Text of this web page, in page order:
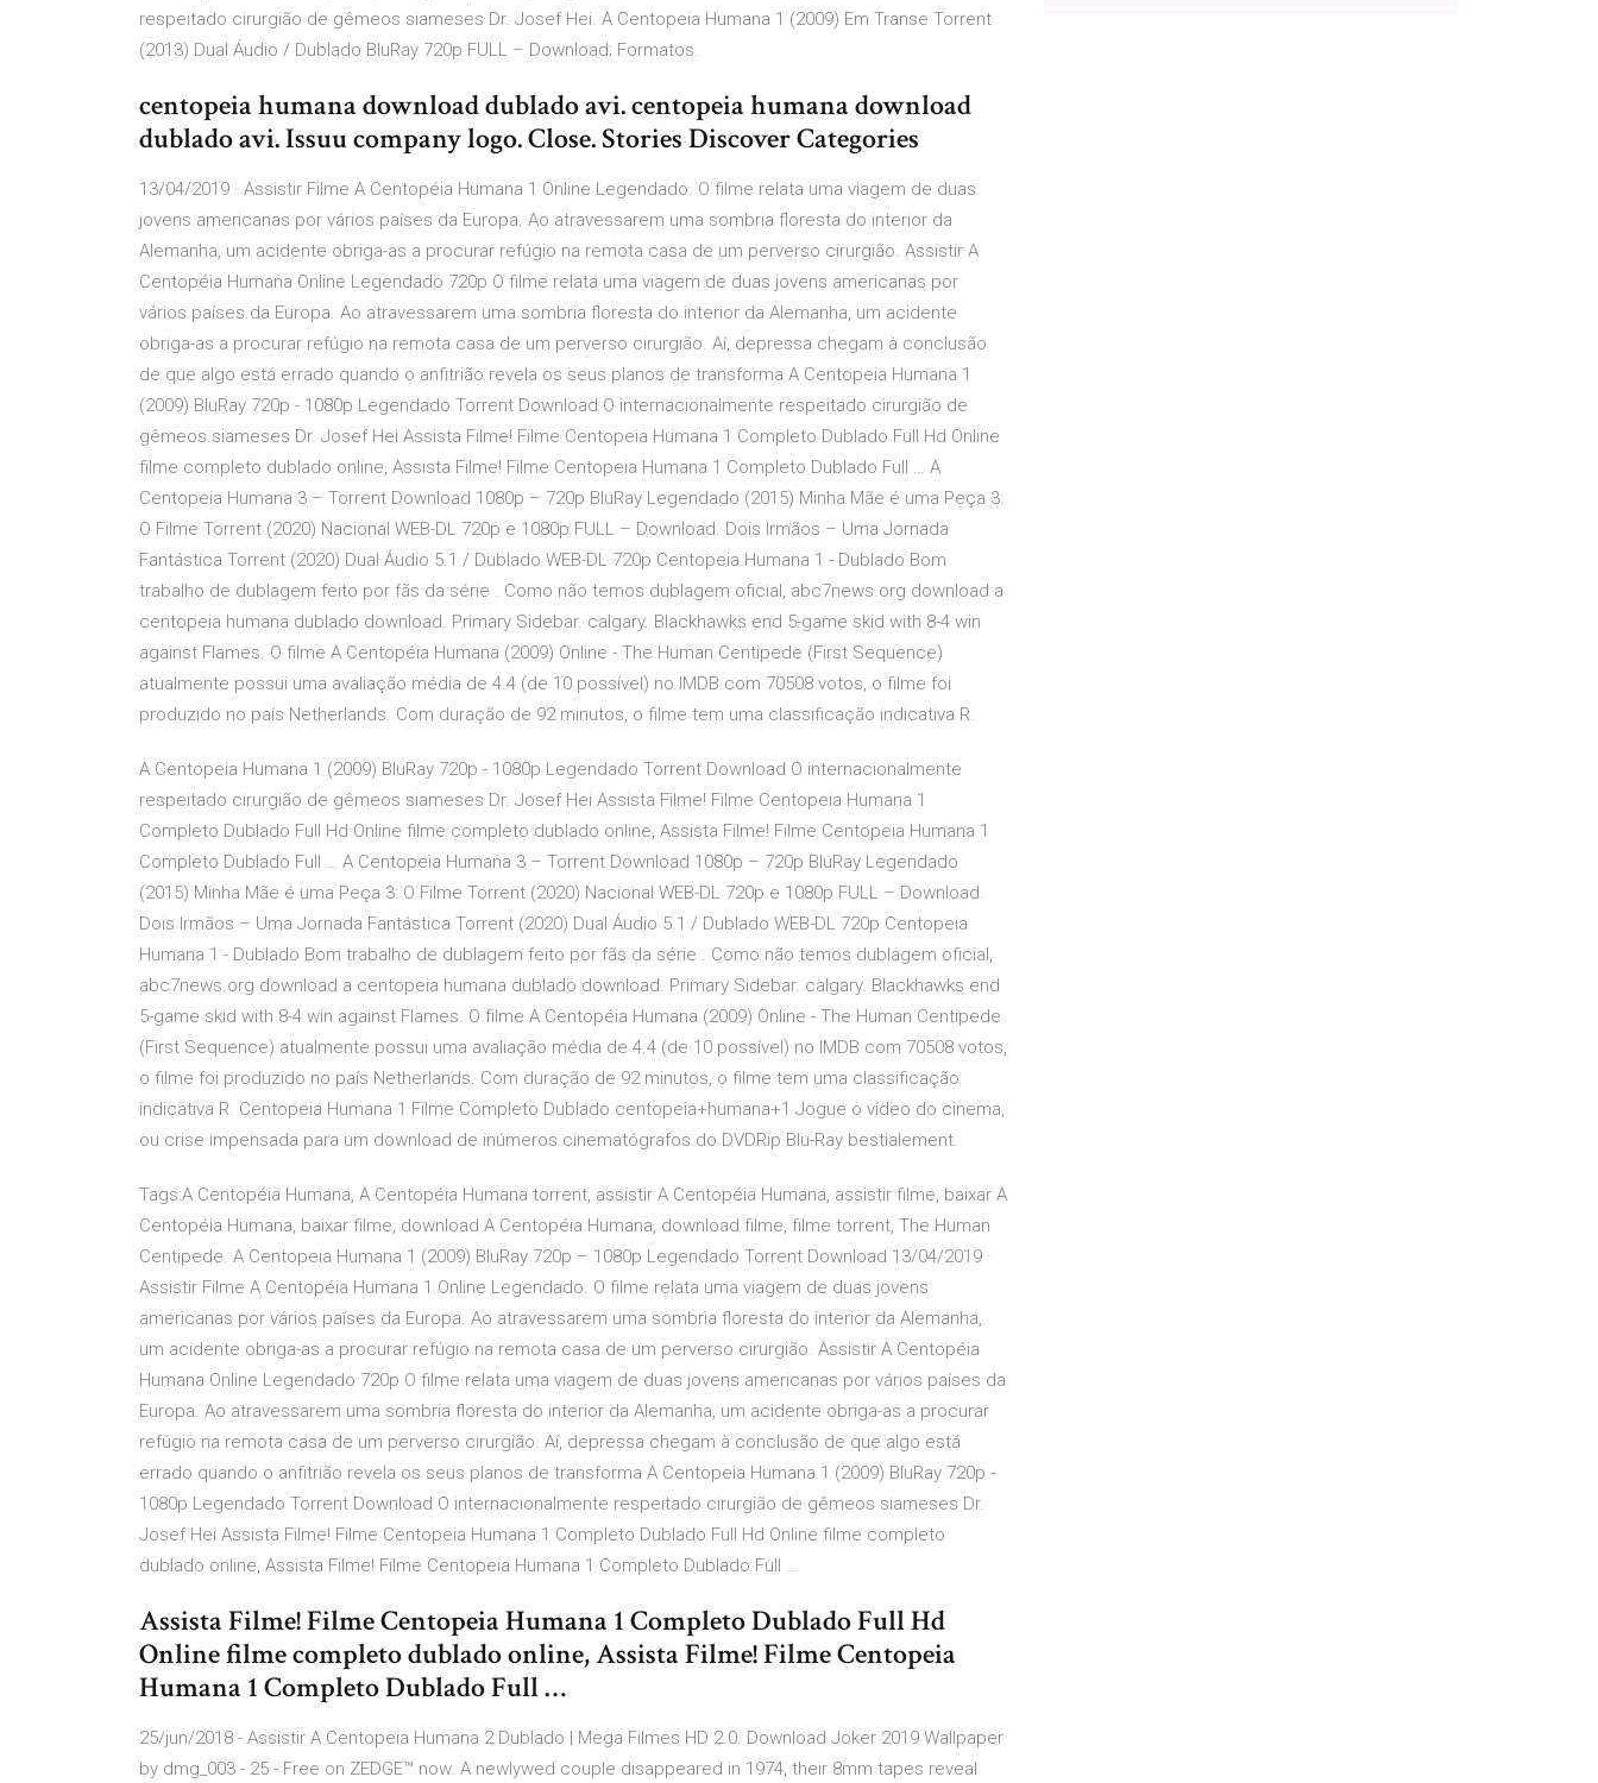
respeitado cirurgião de gêmeos siameses Dr. Josef Hei. A Centopeia Humana 1 (2009) Em Transe Torrent
(2013) Dual Áudio / Dublado BluRay 720p FULL – Download; Formatos.
centopeia humana download dublado avi. centopeia humana download
dublado avi. Issuu company logo. Close. Stories Discover Categories
13/04/2019 · Assistir Filme A Centopéia Humana 1 Online Legendado. O filme relata uma viagem de duas
jovens americanas por vários países da Europa. Ao atravessarem uma sombria floresta do interior da
Alemanha, um acidente obriga-as a procurar refúgio na remota casa de um perverso cirurgião. Assistir A
Centopéia Humana Online Legendado 720p O filme relata uma viagem de duas jovens americanas por
vários países da Europa. Ao atravessarem uma sombria floresta do interior da Alemanha, um acidente
obriga-as a procurar refúgio na remota casa de um perverso cirurgião. Aí, depressa chegam à conclusão
de que algo está errado quando o anfitrião revela os seus planos de transforma A Centopeia Humana 1
(2009) BluRay 720p - 1080p Legendado Torrent Download O internacionalmente respeitado cirurgião de
gêmeos siameses Dr. Josef Hei Assista Filme! Filme Centopeia Humana 1 Completo Dublado Full Hd Online
filme completo dublado online, Assista Filme! Filme Centopeia Humana 1 Completo Dublado Full … A
Centopeia Humana 3 – Torrent Download 1080p – 720p BluRay Legendado (2015) Minha Mãe é uma Peça 3:
O Filme Torrent (2020) Nacional WEB-DL 720p e 1080p FULL – Download. Dois Irmãos – Uma Jornada
Fantástica Torrent (2020) Dual Áudio 5.1 / Dublado WEB-DL 720p Centopeia Humana 1 - Dublado Bom
trabalho de dublagem feito por fãs da série . Como não temos dublagem oficial, abc7news.org download a
centopeia humana dublado download. Primary Sidebar. calgary. Blackhawks end 5-game skid with 8-4 win
against Flames. O filme A Centopéia Humana (2009) Online - The Human Centipede (First Sequence)
atualmente possui uma avaliação média de 4.4 (de 10 possível) no IMDB com 70508 votos, o filme foi
produzido no país Netherlands. Com duração de 92 minutos, o filme tem uma classificação indicativa R.
A Centopeia Humana 1 (2009) BluRay 720p - 1080p Legendado Torrent Download O internacionalmente
respeitado cirurgião de gêmeos siameses Dr. Josef Hei Assista Filme! Filme Centopeia Humana 1
Completo Dublado Full Hd Online filme completo dublado online, Assista Filme! Filme Centopeia Humana 1
Completo Dublado Full … A Centopeia Humana 3 – Torrent Download 1080p – 720p BluRay Legendado
(2015) Minha Mãe é uma Peça 3: O Filme Torrent (2020) Nacional WEB-DL 720p e 1080p FULL – Download.
Dois Irmãos – Uma Jornada Fantástica Torrent (2020) Dual Áudio 5.1 / Dublado WEB-DL 720p Centopeia
Humana 1 - Dublado Bom trabalho de dublagem feito por fãs da série . Como não temos dublagem oficial,
abc7news.org download a centopeia humana dublado download. Primary Sidebar. calgary. Blackhawks end
5-game skid with 8-4 win against Flames. O filme A Centopéia Humana (2009) Online - The Human Centipede
(First Sequence) atualmente possui uma avaliação média de 4.4 (de 10 possível) no IMDB com 70508 votos,
o filme foi produzido no país Netherlands. Com duração de 92 minutos, o filme tem uma classificação
indicativa R. Centopeia Humana 1 Filme Completo Dublado centopeia+humana+1 Jogue o vídeo do cinema,
ou crise impensada para um download de inúmeros cinematógrafos do DVDRip Blu-Ray bestialement.
Tags:A Centopéia Humana, A Centopéia Humana torrent, assistir A Centopéia Humana, assistir filme, baixar A
Centopéia Humana, baixar filme, download A Centopéia Humana, download filme, filme torrent, The Human
Centipede. A Centopeia Humana 1 (2009) BluRay 720p – 1080p Legendado Torrent Download 13/04/2019 ·
Assistir Filme A Centopéia Humana 1 Online Legendado. O filme relata uma viagem de duas jovens
americanas por vários países da Europa. Ao atravessarem uma sombria floresta do interior da Alemanha,
um acidente obriga-as a procurar refúgio na remota casa de um perverso cirurgião. Assistir A Centopéia
Humana Online Legendado 720p O filme relata uma viagem de duas jovens americanas por vários países da
Europa. Ao atravessarem uma sombria floresta do interior da Alemanha, um acidente obriga-as a procurar
refúgio na remota casa de um perverso cirurgião. Aí, depressa chegam à conclusão de que algo está
errado quando o anfitrião revela os seus planos de transforma A Centopeia Humana 1 (2009) BluRay 720p -
1080p Legendado Torrent Download O internacionalmente respeitado cirurgião de gêmeos siameses Dr.
Josef Hei Assista Filme! Filme Centopeia Humana 1 Completo Dublado Full Hd Online filme completo
dublado online, Assista Filme! Filme Centopeia Humana 1 Completo Dublado Full …
Assista Filme! Filme Centopeia Humana 1 Completo Dublado Full Hd
Online filme completo dublado online, Assista Filme! Filme Centopeia
Humana 1 Completo Dublado Full …
25/jun/2018 - Assistir A Centopeia Humana 2 Dublado | Mega Filmes HD 2.0. Download Joker 2019 Wallpaper
by dmg_003 - 25 - Free on ZEDGE™ now. A newlywed couple disappeared in 1974, their 8mm tapes reveal